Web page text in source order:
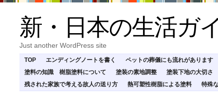
新・日本の生活ガ
Just another WordPress site
TOP エンディングノートを書く
ペットの葬儀にも流れがあります
塗料の知識 樹脂塗料について
塗装の素地調整
塗装下地の大切さ
残された家族で考える故人の送り方
熱可塑性樹脂による塗料 特殊